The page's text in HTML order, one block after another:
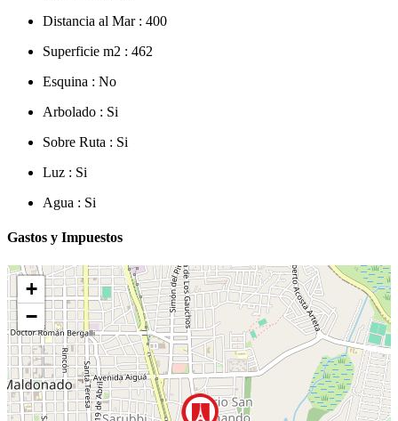
Distancia al Mar : 400
Superficie m2 : 462
Esquina : No
Arbolado : Si
Sobre Ruta : Si
Luz : Si
Agua : Si
Gastos y Impuestos
+
−